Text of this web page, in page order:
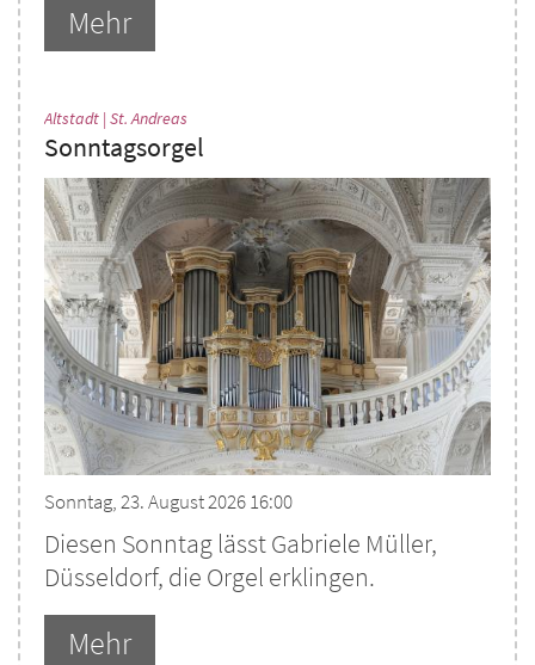
Mehr
Altstadt | St. Andreas
Sonntagsorgel
Sonntag, 23. August 2026 16:00
Diesen Sonntag lässt Gabriele Müller,
Düsseldorf, die Orgel erklingen.
Mehr